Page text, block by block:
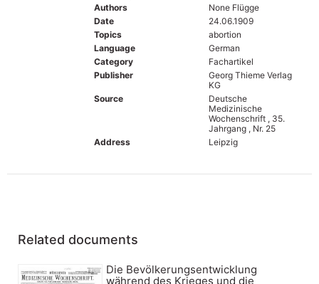
Authors
None Flügge
Date
24.06.1909
Topics
abortion
Language
German
Category
Fachartikel
Publisher
Georg Thieme Verlag
KG
Source
Deutsche
Medizinische
Wochenschrift , 35.
Jahrgang , Nr. 25
Address
Leipzig
Related documents
Die Bevölkerungsentwicklung
während des Krieges und die